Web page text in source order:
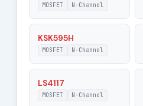
MOSFET N-Channel
KSK595H
MOSFET N-Channel
LS4117
MOSFET N-Channel